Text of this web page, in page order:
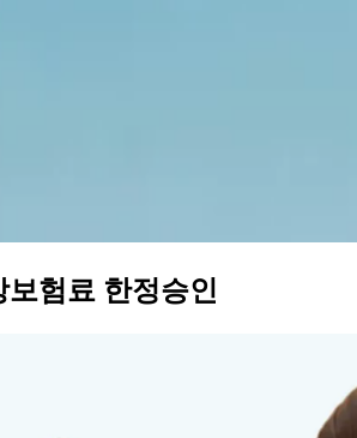
보험료 한정승인